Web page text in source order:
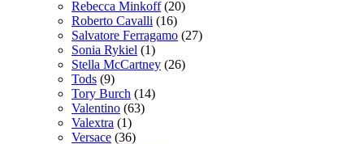
Rebecca Minkoff(20)
Roberto Cavalli (16)
Salvatore Ferragamo (27)
Sonia Rykiel (1)
Stella McCartney (26)
Tods (9)
Tory Burch (14)
Valentino (63)
Valextra (1)
Versace (36)